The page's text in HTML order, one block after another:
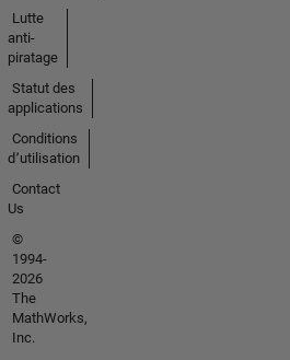
Lutte
anti-
piratage
Statut des
applications
Conditions
d՚utilisation
Contact
Us
©
1994-
2026
The
MathWorks,
Inc.